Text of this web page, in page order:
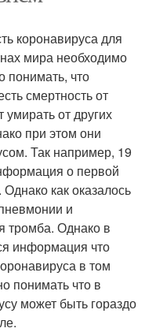
коронавируса для
мира необходимо
понимать, что
смертность от
умирать от других
при этом они
Так например, 19
о первой
как оказалось
и
тромба. Однако в
информация что
в том
понимать что в
может быть гораздо